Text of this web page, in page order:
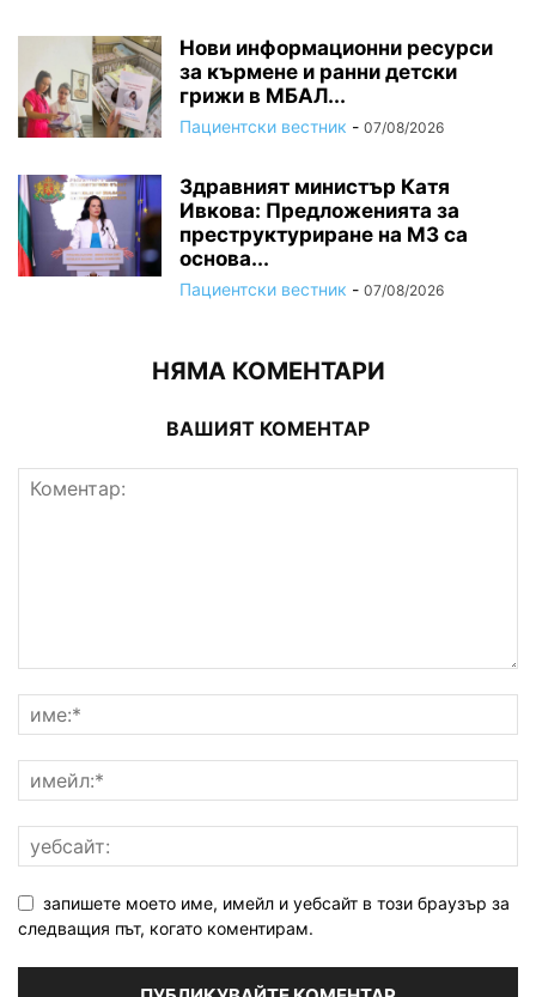
Нови информационни ресурси
за кърмене и ранни детски
грижи в МБАЛ...
Пациентски вестник - 07/08/2026
Здравният министър Катя
Ивкова: Предложенията за
преструктуриране на МЗ са
основа...
Пациентски вестник - 07/08/2026
НЯМА КОМЕНТАРИ
ВАШИЯТ КОМЕНТАР
запишете моето име, имейл и уебсайт в този браузър за
следващия път, когато коментирам.